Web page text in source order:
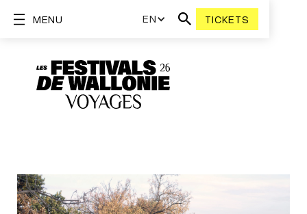
EN TICKETS
MENU